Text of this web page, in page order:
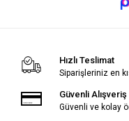
Hızlı Teslimat
Siparişleriniz en
Güvenli Alışveriş
Güvenli ve kolay